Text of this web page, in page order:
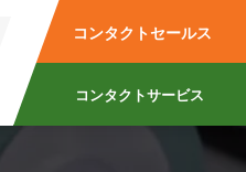
コンタクトセールス
コンタクトサービス